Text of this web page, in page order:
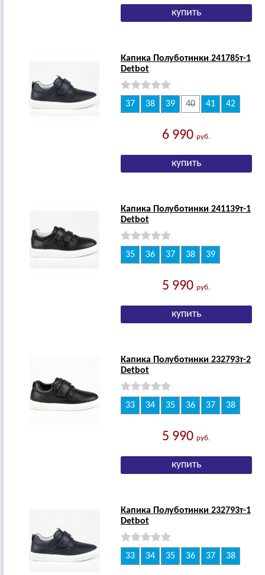
Капика Полуботинки 241785т-1
Detbot
37 38 39 40 41 42
6 990руб.
Капика Полуботинки 241139т-1
Detbot
35 36 37 38 39
5 990руб.
Капика Полуботинки 232793т-2
Detbot
33 34 35 36 37 38
5 990руб.
Капика Полуботинки 232793т-1
Detbot
33 34 35 36 37 38